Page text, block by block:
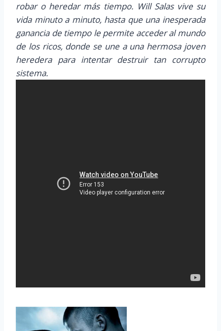
robar o heredar más tiempo. Will Salas vive su
vida minuto a minuto, hasta que una inesperada
ganancia de tiempo le permite acceder al mundo
de los ricos, donde se une a una hermosa joven
heredera para intentar destruir tan corrupto
sistema.